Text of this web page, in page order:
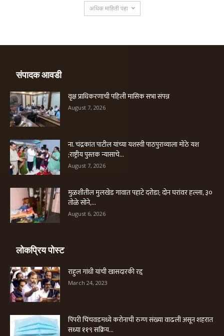
अधिक माहिती पहा
संपादक आवडी
वृक्ष प्राधिकरणाची पहिली मासिक सभा संपन्न
August 7, 2026
ना. चंद्रकांत पाटील यांच्या यशस्वी पाठपुराव्याला मोठे यश
;राष्ट्रीय पुस्तक न्यासाचे...
August 7, 2026
मुळशीतील मुलखेड गावात पहाटे दरोडा; दोन घरांवर हल्ला, ३०
तोळे सोने,...
August 6, 2026
लोकप्रिय पोस्ट
राहुल गांधी यांची खासदारकी रद्द
March 24, 2023
पिंपरी चिंचवडमध्ये करोनाची रुग्ण संख्या वाढली असून शहरात
सध्या ११९ सक्रिय...